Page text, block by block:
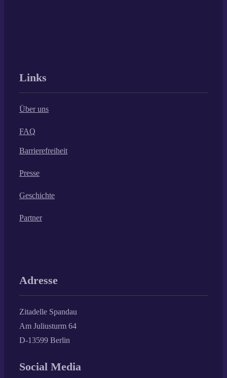
Links
Über uns
FAQ
Barrierefreiheit
Presse
Geschichte
Partner
Adresse
Zitadelle Spandau
Am Juliusturm 64
D-13599 Berlin
Social Media